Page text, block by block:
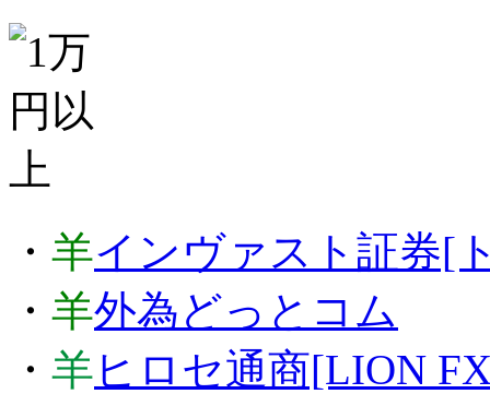
・ 羊インヴァスト証券[
・ 羊外為どっとコム
・ 羊ヒロセ通商[LION